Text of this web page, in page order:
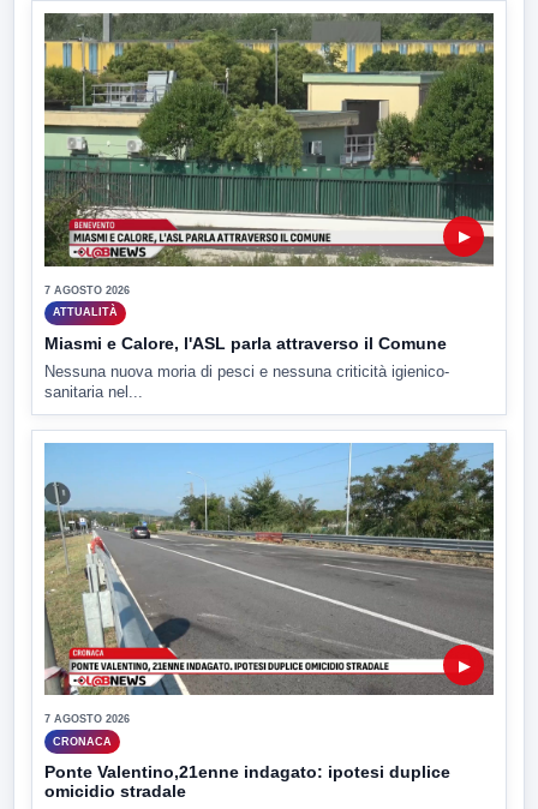
▶
7 AGOSTO 2026
ATTUALITÀ
Miasmi e Calore, l'ASL parla attraverso il Comune
Nessuna nuova moria di pesci e nessuna criticità igienico-
sanitaria nel...
▶
7 AGOSTO 2026
CRONACA
Ponte Valentino,21enne indagato: ipotesi duplice
omicidio stradale